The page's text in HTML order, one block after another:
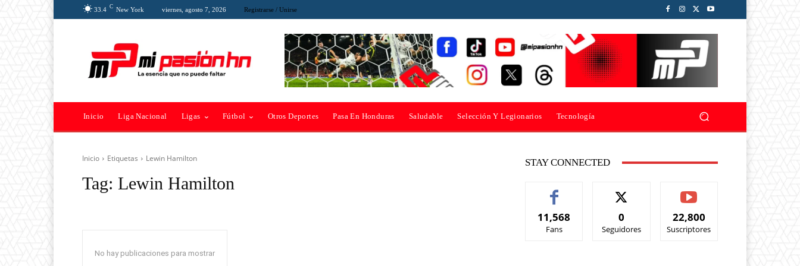
33.4 C New York viernes, agosto 7, 2026 Registrarse / Unirse
Inicio Liga Nacional Ligas Fútbol Otros Deportes Pasa En Honduras Saludable Selección Y Legionarios Tecnología
Inicio Etiquetas Lewin Hamilton
Tag: Lewin Hamilton
No hay publicaciones para mostrar
STAY CONNECTED
11,568
Fans
0
Seguidores
22,800
Suscriptores